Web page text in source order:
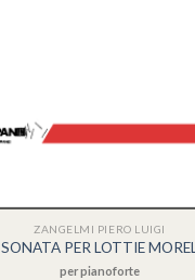
ZANGELMI PIERO LUIGI
SONATA PER LOTTIE MOREL
per pianoforte